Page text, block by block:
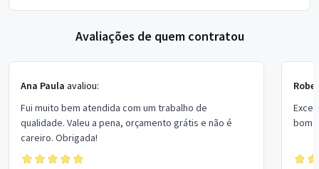
Avaliações de quem contratou
Ana Paula avaliou:
Fui muito bem atendida com um trabalho de
qualidade. Valeu a pena, orçamento grátis e não é
careiro. Obrigada!
bom